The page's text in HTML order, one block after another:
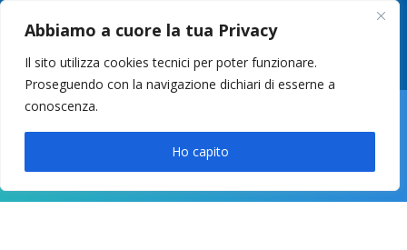
Abbiamo a cuore la tua Privacy
Il sito utilizza cookies tecnici per poter funzionare.
Proseguendo con la navigazione dichiari di esserne a
conoscenza.
Ho capito
049 8627946 –info@cstosetto.it
LUN-VEN 9-12 / 14:30-17